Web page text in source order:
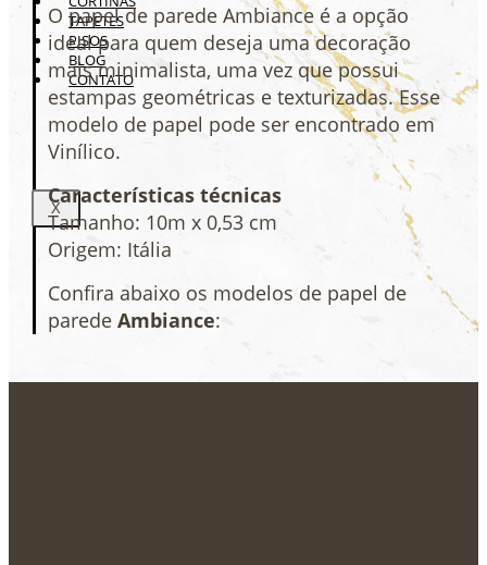
TAPETES
PISOS
BLOG
CONTATO
X
O papel de parede Ambiance é a opção
ideal para quem deseja uma decoração
mais minimalista, uma vez que possui
estampas geométricas e texturizadas. Esse
modelo de papel pode ser encontrado em
Vinílico.
Características técnicas
Tamanho: 10m x 0,53 cm
Origem: Itália
Confira abaixo os modelos de papel de
paredeAmbiance: